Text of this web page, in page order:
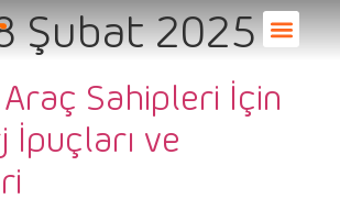
Şubat 2025
Sahipleri İçin
İpuçları ve